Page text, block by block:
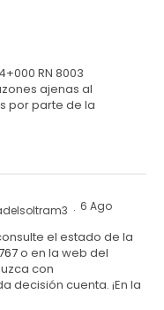
RN 8003
ajenas al
por parte de la
· 6 Ago
el estado de la
o en la web del
con
decisión cuenta. ¡En la